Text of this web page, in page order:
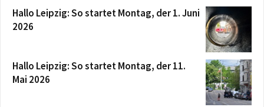
Hallo Leipzig: So startet Montag, der 1. Juni
2026
Hallo Leipzig: So startet Montag, der 11.
Mai 2026